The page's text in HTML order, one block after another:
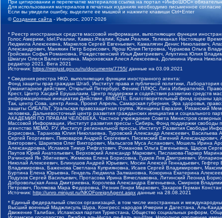
При цитировании и перепечатке материалов ссылка на портал «ИнфоШОС»
Для использования материалов в печатных изданиях необходимо письменное
Если вы увидели ошибку, выделите ее мышкой и нажмите клавиши Ctrl+Enter
©Создание сайта - Инфорос, 2007-2026
* Реестр иностранных средств массовой информации, выполняющих функции
Голос Америки, Idel.Реалии, Кавказ.Реалии, Крым.Реалии, Телеканал Настоящее
Людмила Алексеевна, Маркелов Сергей Евгеньевич, Камалягин Денис Николаевич,
Александрович, Маняхин Петр Борисович, Ярош Юлия Петровна, Чуракова Ольга
Гройсман Софья Романовна, Рождественский Илья Дмитриевич, Апухтина Юлия
Шмагун Олеся Валентиновна, Мароховская Алеся Алексеевна, Долинина Ирина
редактор 2021, Вега 2021
Источник: https://minjust.gov.ru/ru/documents/7755/ данные на 03.09.2021
* Сведения реестра НКО, выполняющих функции иностранного агента:
Фонд защиты прав граждан Штаб, Институт права и публичной политики,
Гуманитарное действие, Открытый Петербург, Феникс ПЛЮС, Лига Избирателей,
Крест, Центр Хасдей Ерушалаим, Центр поддержки и содействия развитию средств
информационных инициатив Действие, ВМЕСТЕ, Благотворительный фонд охраны
Так, центр Сова, центр Анна, Проект Апрель, Самарская губерния, Эра здоровья,
защиты СИБАЛЬТ, Уральская правозащитная группа, Женщины Евразии, Рязанский
человека, Дальневосточный центр развития гражданских инициатив и социального
АКАДЕМИЯ ПО ПРАВАМ ЧЕЛОВЕКА, Частное учреждение Совета Министров северных
Массовой Информации, Институт развития прессы - Сибирь, Фонд поддержки
агентство МЕМО. РУ, Институт региональной прессы, Институт Развития Свободы
Борисовна, Таранова Юлия Николаевна, Туровский Александр Алексеевич,
Сергей Георгиевич, Пивоваров Андрей Сергеевич, Писемский Евгений
Викторович, Шарипков Олег Викторович, Мальсагов Муса Асланович, Мошель Ирина
Александровна, Исламов Тимур Рифгатович, Романова Ольга Евгеньевна, Щаров
Паутов Юрий Анатольевич, Верховский Александр Маркович, Пислакова-Паркер
Рачинский Ян Збигневич, Жемкова Елена Борисовна, Гудков Лев Дмитриевич,
Николай Алексеевич, Блинушов Андрей Юрьевич, Мосин Алексей Геннадьевич,
Владимировна, Баженова Светлана Куприяновна, Исаев Сергей Владимирович,
Буртина Елена Юрьевна, Гендель Людмила Залмановна, Кокорина Екатерина
Подузов Сергей Васильевич, Протасова Ирина Вячеславовна, Литинский Леонид
Добровольская Анна Дмитриевна, Королева Александра Евгеньевна, Смирнов
Петрович, Полякова Мара Федоровна, Резник Генри Маркович, Захаров Герман
Источник: http://unro.minjust.ru/NKOForeignAgent.aspx данные на 28.08.2021
* Единый федеральный список организаций, в том числе иностранных и
Высший военный Маджлисуль Шура, Конгресс народов Ичкерии и Дагестана, Аль-
Движение Талибан, Исламская партия Туркестана, Общество социальных реформ,